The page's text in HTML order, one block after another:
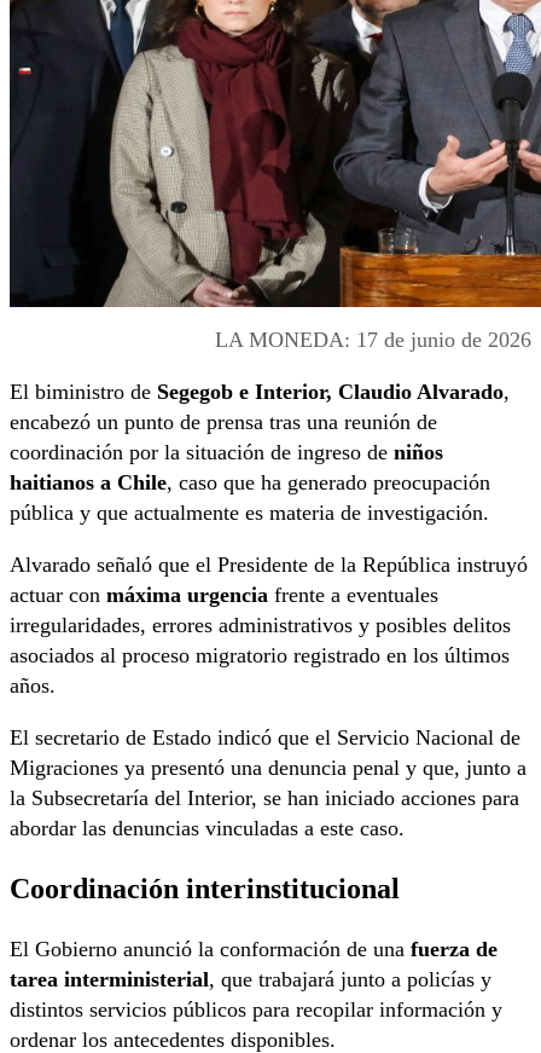
LA MONEDA: 17 de junio de 2026
El biministro de Segegob e Interior, Claudio Alvarado,
encabezó un punto de prensa tras una reunión de
coordinación por la situación de ingreso de niños
haitianos a Chile, caso que ha generado preocupación
pública y que actualmente es materia de investigación.
Alvarado señaló que el Presidente de la República instruyó
actuar con máxima urgencia frente a eventuales
irregularidades, errores administrativos y posibles delitos
asociados al proceso migratorio registrado en los últimos
años.
El secretario de Estado indicó que el Servicio Nacional de
Migraciones ya presentó una denuncia penal y que, junto a
la Subsecretaría del Interior, se han iniciado acciones para
abordar las denuncias vinculadas a este caso.
Coordinación interinstitucional
El Gobierno anunció la conformación de una fuerza de
tarea interministerial, que trabajará junto a policías y
distintos servicios públicos para recopilar información y
ordenar los antecedentes disponibles.